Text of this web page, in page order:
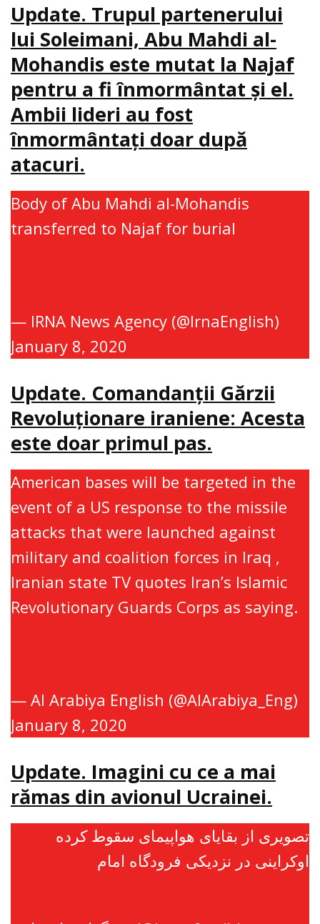
Update. Trupul partenerului
lui Soleimani, Abu Mahdi al-
Mohandis este mutat la Najaf
pentru a fi înmormântat şi el.
Ambii lideri au fost
înmormântaţi doar după
atacuri.
Body of Abu Mahdi al-Mohandis
transferred to Najaf for burial
— IRNA News Agency (@IrnaEnglish)
January 8, 2020
Update. Comandanţii Gărzii
Revoluţionare iraniene: Acesta
este doar primul pas.
American bases will be targeted in the
event of a US response to the missile
attacks that were launched against
military and coalition forces in Iraq ,
Iranian state TV quotes Iran’s Islamic
Revolutionary Guards Corps as saying.
— Al Arabiya English (@AlArabiya_Eng)
January 8, 2020
Update. Imagini cu ce a mai
rămas din avionul Ucrainei.
تصویری از بقایای هواپیمای سقوط کرده
اوکراینی در نزدیکی فرودگاه امام